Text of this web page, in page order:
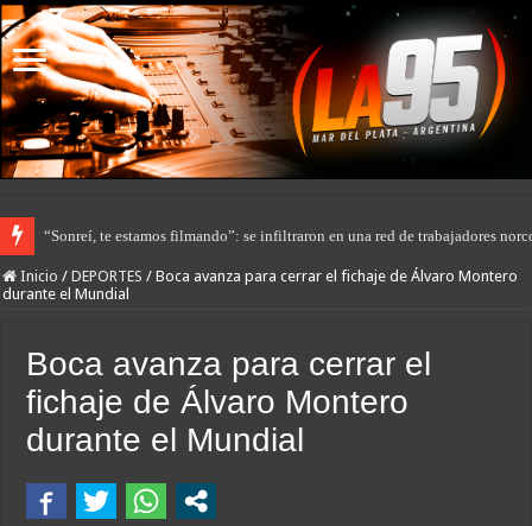
“Sonreí, te estamos filmando”: se infiltraron en una red de trabajadores
Inicio / DEPORTES / Boca avanza para cerrar el fichaje de Álvaro Montero
durante el Mundial
Boca avanza para cerrar el
fichaje de Álvaro Montero
durante el Mundial